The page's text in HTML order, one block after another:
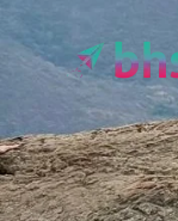
Passa al